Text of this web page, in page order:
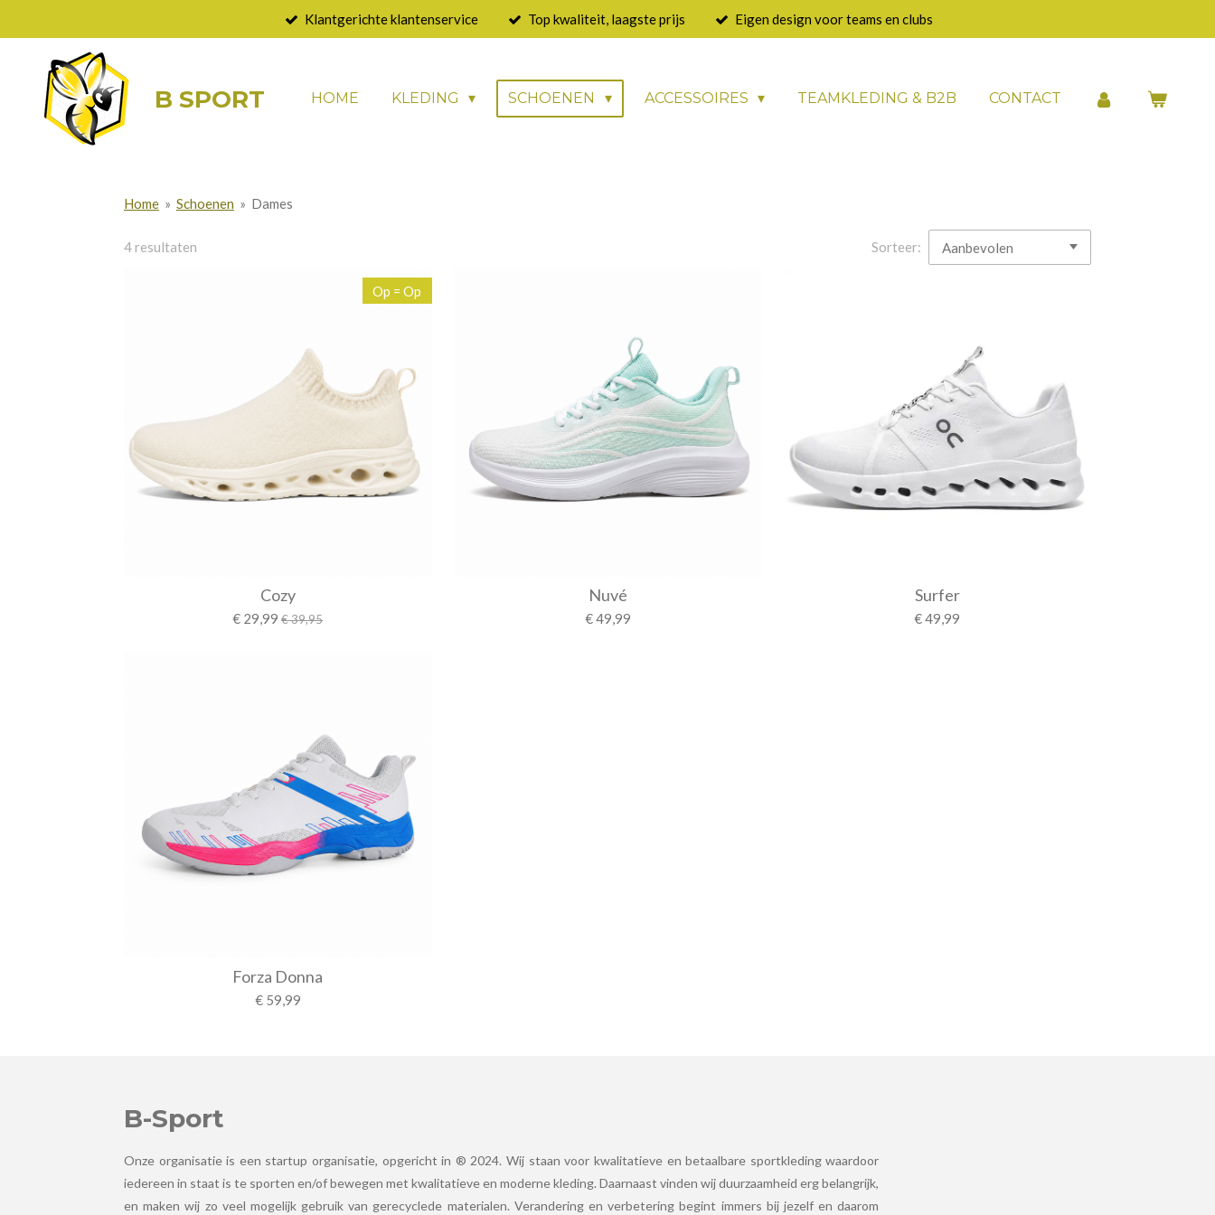
hoofdinhoud
Klantgerichte klantenservice Top kwaliteit, laagste prijs Eigen design voor teams en clubs
B SPORT HOME KLEDING SCHOENEN ACCESSOIRES TEAMKLEDING & B2B CONTACT
Home » Schoenen » Dames
4 resultaten Sorteer:
Op = Op
Cozy
€ 29,99 € 39,95
Nuvé
€ 49,99
Surfer
€ 49,99
Forza Donna
€ 59,99
B-Sport
Onze organisatie is een startup organisatie, opgericht in ® 2024. Wij staan voor kwalitatieve en betaalbare sportkleding waardoor
iedereen in staat is te sporten en/of bewegen met kwalitatieve en moderne kleding. Daarnaast vinden wij duurzaamheid erg belangrijk,
en maken wij zo veel mogelijk gebruik van gerecyclede materialen. Verandering en verbetering begint immers bij jezelf en daarom